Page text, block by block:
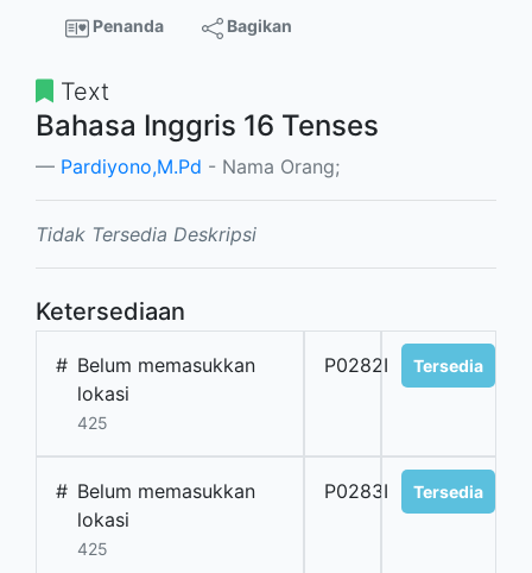
Penanda Bagikan
Text
Bahasa Inggris 16 Tenses
Pardiyono,M.Pd - Nama Orang;
Tidak Tersedia Deskripsi
Ketersediaan
# Belum memasukkan
lokasi
425
P0282I Tersedia
# Belum memasukkan
lokasi
425
P0283I Tersedia